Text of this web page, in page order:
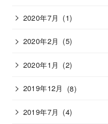
2020年7月 (1)
2020年2月 (5)
2020年1月 (2)
2019年12月 (8)
2019年7月 (4)